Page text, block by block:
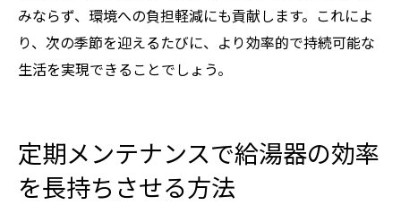
みならず、環境への負担軽減にも貢献します。これによ
り、次の季節を迎えるたびに、より効率的で持続可能な
生活を実現できることでしょう。
定期メンテナンスで給湯器の効率
を長持ちさせる方法